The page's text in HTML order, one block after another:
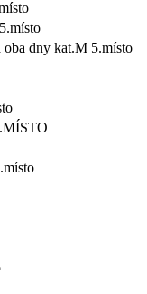
oba dny kat.M 5.místo